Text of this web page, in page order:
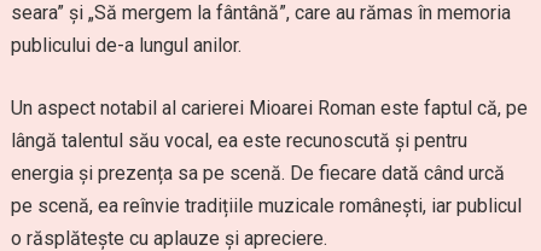
seara” și „Să mergem la fântână”, care au rămas în memoria
publicului de-a lungul anilor.
Un aspect notabil al carierei Mioarei Roman este faptul că, pe
lângă talentul său vocal, ea este recunoscută și pentru
energia și prezența sa pe scenă. De fiecare dată când urcă
pe scenă, ea reînvie tradițiile muzicale românești, iar publicul
o răsplătește cu aplauze și apreciere.